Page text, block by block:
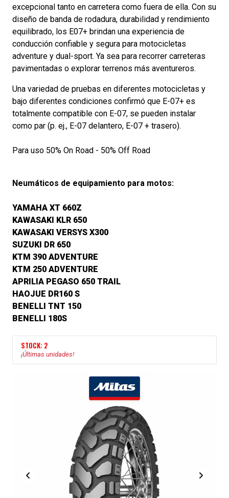
excepcional tanto en carretera como fuera de ella. Con su
diseño de banda de rodadura, durabilidad y rendimiento
equilibrado, los E07+ brindan una experiencia de
conducción confiable y segura para motocicletas
adventure y dual-sport. Ya sea para recorrer carreteras
pavimentadas o explorar terrenos más aventureros.
Una variedad de pruebas en diferentes motocicletas y
bajo diferentes condiciones confirmó que E-07+ es
totalmente compatible con E-07, se pueden instalar
como par (p. ej., E-07 delantero, E-07 + trasero).
Para uso 50% On Road - 50% Off Road
Neumáticos de equipamiento para motos:
YAMAHA XT 660Z
KAWASAKI KLR 650
KAWASAKI VERSYS X300
SUZUKI DR 650
KTM 390 ADVENTURE
KTM 250 ADVENTURE
APRILIA PEGASO 650 TRAIL
HAOJUE DR160 S
BENELLI TNT 150
BENELLI 180S
STOCK: 2
¡Últimas unidades!